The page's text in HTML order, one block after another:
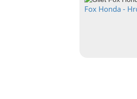
Fox Honda -